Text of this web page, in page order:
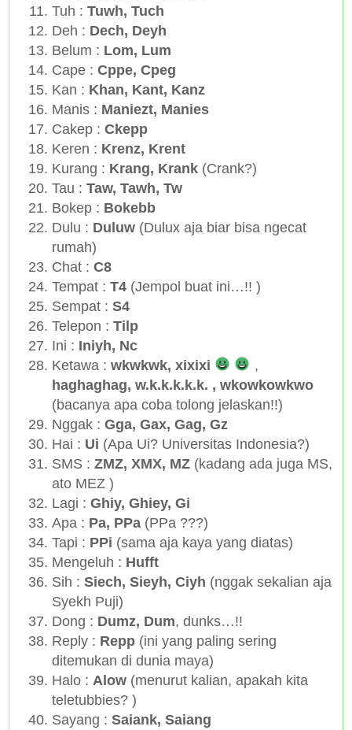
Tuh : Tuwh, Tuch
Deh : Dech, Deyh
Belum : Lom, Lum
Cape : Cppe, Cpeg
Kan : Khan, Kant, Kanz
Manis : Maniezt, Manies
Cakep : Ckepp
Keren : Krenz, Krent
Kurang : Krang, Krank(Crank?)
Tau : Taw, Tawh, Tw
Bokep : Bokebb
Dulu : Duluw(Dulux aja biar bisa ngecat
rumah)
Chat : C8
Tempat : T4(Jempol buat ini…!! )
Sempat : S4
Telepon : Tilp
Ini : Iniyh, Nc
Ketawa : wkwkwk, xixixi
,
haghaghag, w.k.k.k.k.k. , wkowkowkwo
(bacanya apa coba tolong jelaskan!!)
Nggak : Gga, Gax, Gag, Gz
Hai : Ui (Apa Ui? Universitas Indonesia?)
SMS : ZMZ, XMX, MZ(kadang ada juga MS,
ato MEZ )
Lagi : Ghiy, Ghiey, Gi
Apa : Pa, PPa(PPa ???)
Tapi : PPi (sama aja kaya yang diatas)
Mengeluh : Hufft
Sih : Siech, Sieyh, Ciyh (nggak sekalian aja
Syekh Puji)
Dong : Dumz, Dum, dunks…!!
Reply : Repp(ini yang paling sering
ditemukan di dunia maya)
Halo : Alow(menurut kalian, apakah kita
teletubbies? )
Sayang : Saiank, Saiang